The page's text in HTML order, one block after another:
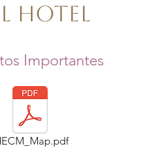
Hotel
Importantes